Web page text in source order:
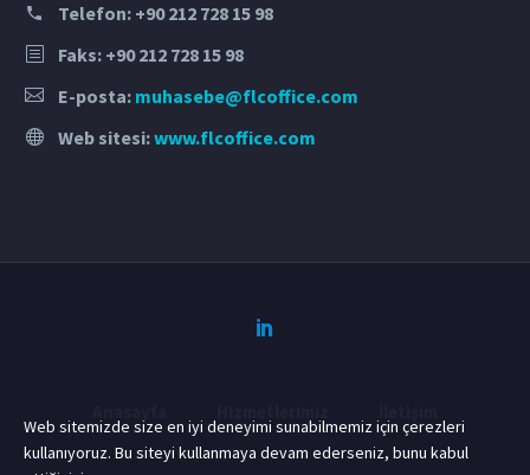
Telefon: +90 212 728 15 98
Faks: +90 212 728 15 98
E-posta: muhasebe@flcoffice.com
Web sitesi:www.flcoffice.com
Web sitemizde size en iyi deneyimi sunabilmemiz için çerezleri
kullanıyoruz. Bu siteyi kullanmaya devam ederseniz, bunu kabul